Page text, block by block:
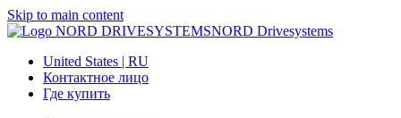
Skip to main content
NORD Drivesystems
United States | RU
Контактное лицо
Где купить